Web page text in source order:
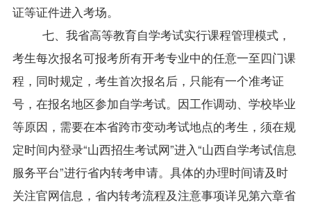
证等证件进入考场。
七、我省高等教育自学考试实行课程管理模式，
考生每次报名可报考所有开考专业中的任意一至四门课
程，同时规定，考生首次报名后，只能有一个准考证
号，在报名地区参加自学考试。因工作调动、学校毕业
等原因，需要在本省跨市变动考试地点的考生，须在规
定时间内登录“山西招生考试网”进入“山西自学考试信息
服务平台”进行省内转考申请。具体的办理时间请及时
关注官网信息，省内转考流程及注意事项详见第六章省